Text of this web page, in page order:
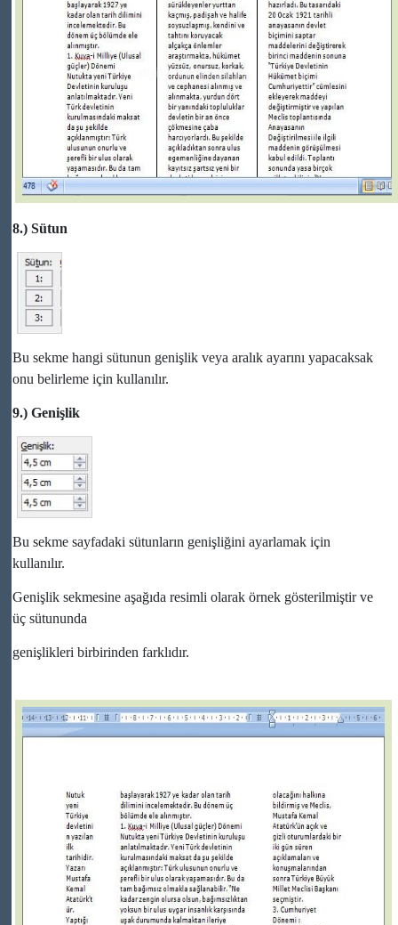
8.) Sütun
Bu sekme hangi sütunun genişlik veya aralık ayarını yapacaksak
onu belirleme için kullanılır.
9.) Genişlik
Bu sekme sayfadaki sütunların genişliğini ayarlamak için
kullanılır.
Genişlik sekmesine aşağıda resimli olarak örnek gösterilmiştir ve
üç sütununda
genişlikleri birbirinden farklıdır.